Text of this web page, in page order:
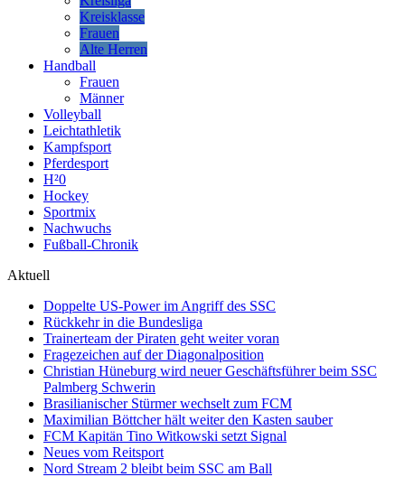
Kreisklasse
Frauen
Alte Herren
Handball
Frauen
Männer
Volleyball
Leichtathletik
Kampfsport
Pferdesport
H²0
Hockey
Sportmix
Nachwuchs
Fußball-Chronik
Aktuell
Doppelte US-Power im Angriff des SSC
Rückkehr in die Bundesliga
Trainerteam der Piraten geht weiter voran
Fragezeichen auf der Diagonalposition
Christian Hüneburg wird neuer Geschäftsführer beim SSC
Palmberg Schwerin
Brasilianischer Stürmer wechselt zum FCM
Maximilian Böttcher hält weiter den Kasten sauber
FCM Kapitän Tino Witkowski setzt Signal
Neues vom Reitsport
Nord Stream 2 bleibt beim SSC am Ball